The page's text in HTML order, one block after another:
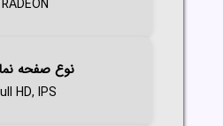
RADEON
نوع صفحه
HD, IPS